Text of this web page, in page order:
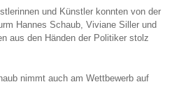
und Künstler konnten von der
Hannes Schaub, Viviane Siller und
aus den Händen der Politiker stolz
nimmt auch am Wettbewerb auf